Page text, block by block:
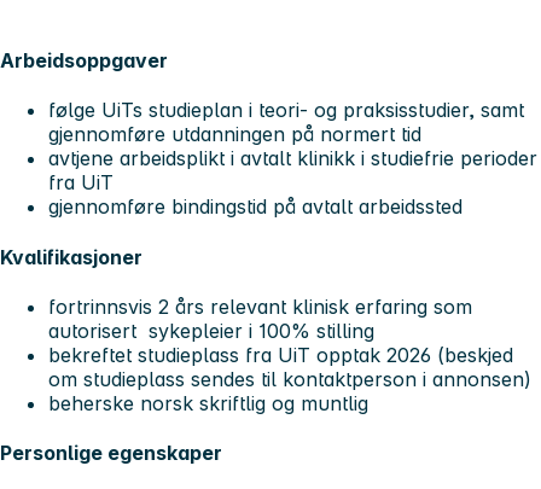
Arbeidsoppgaver
følge UiTs studieplan i teori- og praksisstudier, samt
gjennomføre utdanningen på normert tid
avtjene arbeidsplikt i avtalt klinikk i studiefrie perioder
fra UiT
gjennomføre bindingstid på avtalt arbeidssted
Kvalifikasjoner
fortrinnsvis 2 års relevant klinisk erfaring som
autorisert sykepleier i 100% stilling
bekreftet studieplass fra UiT opptak 2026 (beskjed
om studieplass sendes til kontaktperson i annonsen)
beherske norsk skriftlig og muntlig
Personlige egenskaper